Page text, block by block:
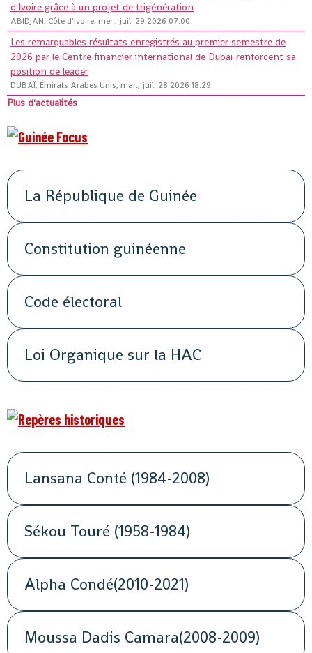
d'Ivoire grâce à un projet de trigénération
ABIDJAN, Côte d'Ivoire, mer., juil. 29 2026 07:00
Les remarquables résultats enregistrés au premier semestre de
2026 par le Centre financier international de Dubaï renforcent sa
position de leader
DUBAÏ, Émirats Arabes Unis, mar., juil. 28 2026 18:29
Plus d'actualités
La République de Guinée
Constitution guinéenne
Code électoral
Loi Organique sur la HAC
Lansana Conté (1984-2008)
Sékou Touré (1958-1984)
Alpha Condé(2010-2021)
Moussa Dadis Camara(2008-2009)